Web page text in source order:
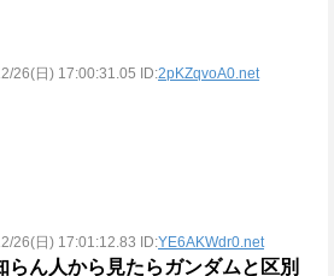
26(日) 17:00:31.05 ID:2pKZqvoA0.net
26(日) 17:01:12.83 ID:YE6AKWdr0.net
らん人から見たらガンダムと区別